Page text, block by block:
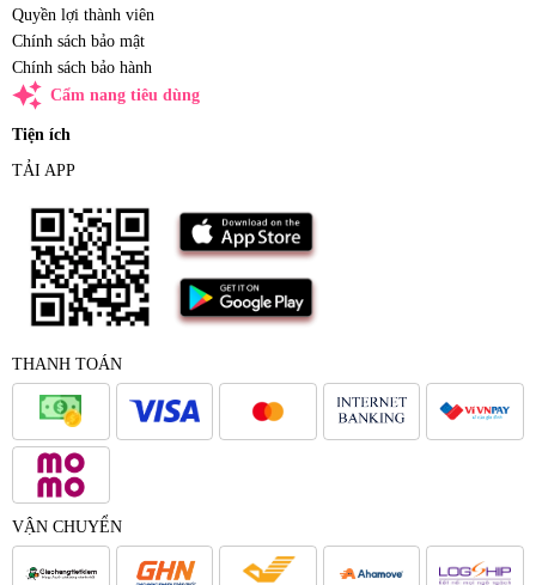
Quyền lợi thành viên
Chính sách bảo mật
Chính sách bảo hành
auto_awesome Cẩm nang tiêu dùng
Tiện ích
TẢI APP
THANH TOÁN
VẬN CHUYỂN